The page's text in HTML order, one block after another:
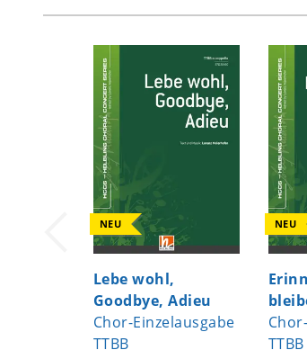
NEU
Lebe wohl,
Goodbye, Adieu
Chor-Einzelausgabe
TTBB
NEU
TTBB